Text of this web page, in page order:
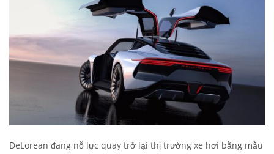
DeLorean đang nỗ lực quay trở lại thị trường xe hơi bằng mẫu